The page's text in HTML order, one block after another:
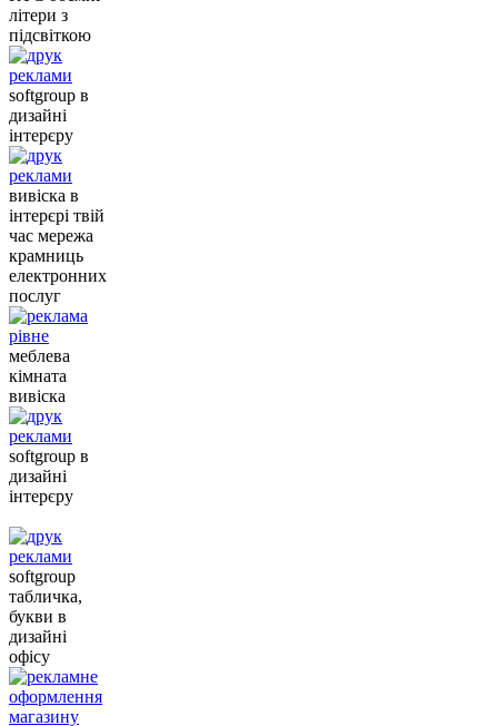
літери з
підсвіткою
softgroup в
дизайні
інтерєру
вивіска в
інтерєрі твій
час мережа
крамниць
електронних
послуг
меблева
кімната
вивіска
softgroup в
дизайні
інтерєру
softgroup
табличка,
букви в
дизайні
офісу